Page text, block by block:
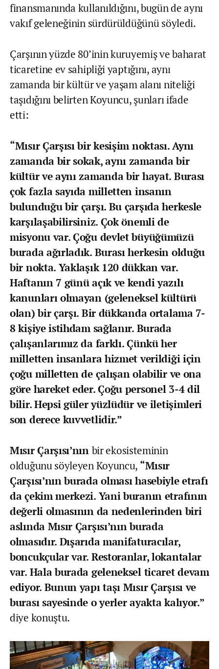
finansmanında kullanıldığını, bugün de aynı
vakıf geleneğinin sürdürüldüğünü söyledi.
Çarşının yüzde 80’inin kuruyemiş ve baharat
ticaretine ev sahipliği yaptığını, aynı
zamanda bir kültür ve yaşam alanı niteliği
taşıdığını belirten Koyuncu, şunları ifade
etti:
“Mısır Çarşısı bir kesişim noktası. Aynı
zamanda bir sokak, aynı zamanda bir
kültür ve aynı zamanda bir hayat. Burası
çok fazla sayıda milletten insanın
bulunduğu bir çarşı. Bu çarşıda herkesle
karşılaşabilirsiniz. Çok önemli de
misyonu var. Çoğu devlet büyüğümüzü
burada ağırladık. Burası herkesin olduğu
bir nokta. Yaklaşık 120 dükkan var.
Haftanın 7 günü açık ve kendi yazılı
kanunları olmayan (geleneksel kültürü
olan) bir çarşı. Bir dükkanda ortalama 7-
8 kişiye istihdam sağlanır. Burada
çalışanlarımız da farklı. Çünkü her
milletten insanlara hizmet verildiği için
çoğu milletten de çalışan olabilir ve ona
göre hareket eder. Çoğu personel 3-4 dil
bilir. Hepsi güler yüzlüdür ve iletişimleri
son derece kuvvetlidir.”
Mısır Çarşısı’nın bir ekosisteminin
olduğunu söyleyen Koyuncu, “Mısır
Çarşısı’nın burada olması hasebiyle etrafı
da çekim merkezi. Yani buranın etrafının
değerli olmasının da nedenlerinden biri
aslında Mısır Çarşısı’nın burada
olmasıdır. Dışarıda manifaturacılar,
boncukçular var. Restoranlar, lokantalar
var. Hala burada geleneksel ticaret devam
ediyor. Bunun yapı taşı Mısır Çarşısı ve
burası sayesinde o yerler ayakta kalıyor.”
diye konuştu.